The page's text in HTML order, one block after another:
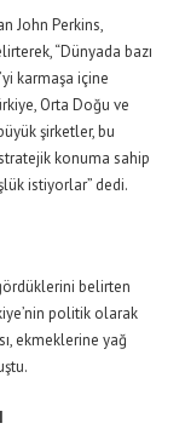
John Perkins,
“Dünyada bazı
karmaşa içine
Orta Doğu ve
şirketler, bu
konuma sahip
istiyorlar” dedi.
belirten
politik olarak
ekmeklerine yağ